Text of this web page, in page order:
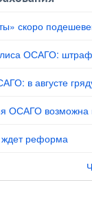
скоро
ОСАГО:
в августе
ОСАГО возможна
реформа